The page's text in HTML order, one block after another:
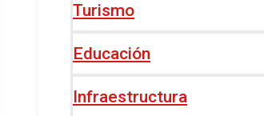
Turismo
Educación
Infraestructura